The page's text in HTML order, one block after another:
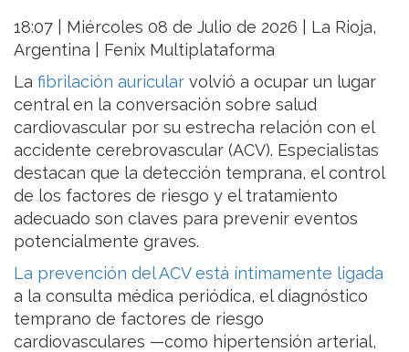
18:07 | Miércoles 08 de Julio de 2026 | La Rioja,
Argentina | Fenix Multiplataforma
La fibrilación auricular volvió a ocupar un lugar
central en la conversación sobre salud
cardiovascular por su estrecha relación con el
accidente cerebrovascular (ACV). Especialistas
destacan que la detección temprana, el control
de los factores de riesgo y el tratamiento
adecuado son claves para prevenir eventos
potencialmente graves.
La prevención del ACV está íntimamente ligada
a la consulta médica periódica, el diagnóstico
temprano de factores de riesgo
cardiovasculares —como hipertensión arterial,